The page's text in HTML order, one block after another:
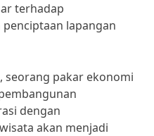
terhadap
lapangan
seorang pakar ekonomi
dengan
akan menjadi